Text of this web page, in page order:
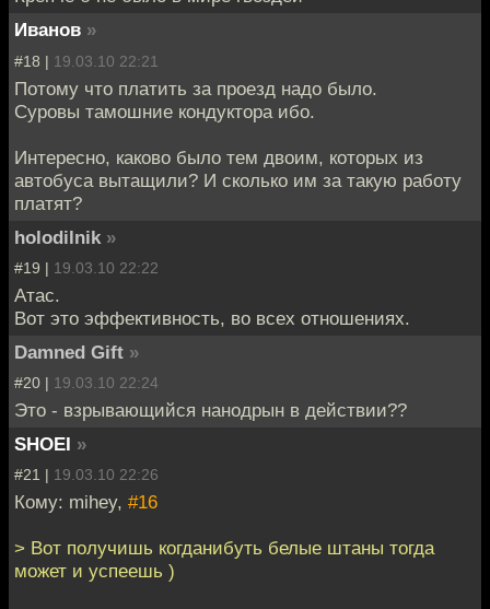
Иванов »
#18 | 19.03.10 22:21
Потому что платить за проезд надо было.
Суровы тамошние кондуктора ибо.
Интересно, каково было тем двоим, которых из
автобуса вытащили? И сколько им за такую работу
платят?
holodilnik »
#19 | 19.03.10 22:22
Атас.
Вот это эффективность, во всех отношениях.
Damned Gift »
#20 | 19.03.10 22:24
Это - взрывающийся нанодрын в действии??
SHOEI »
#21 | 19.03.10 22:26
Кому: mihey, #16
> Вот получишь когданибуть белые штаны тогда
может и успеешь )